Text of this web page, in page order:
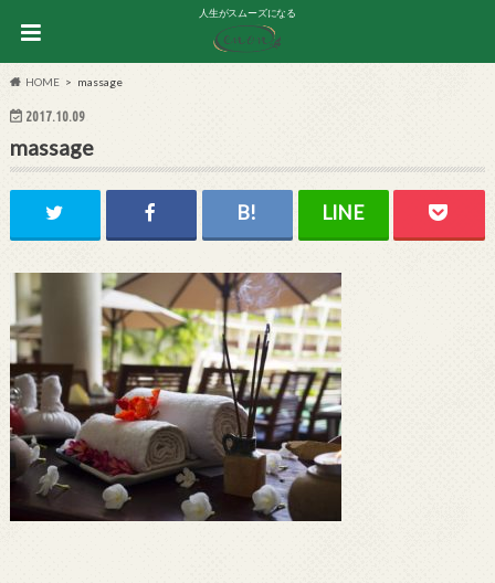
人生がスムーズになる
HOME massage
2017.10.09
massage